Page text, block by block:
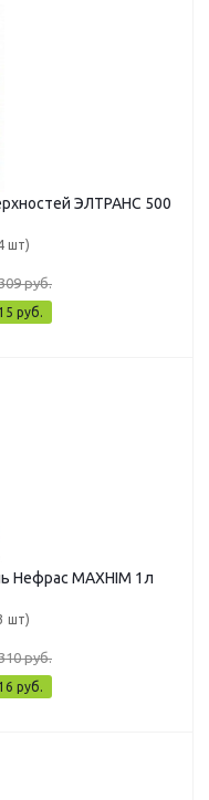
шт)
руб.
15 руб.
Нефрас MAXHIM 1л
шт)
руб.
16 руб.